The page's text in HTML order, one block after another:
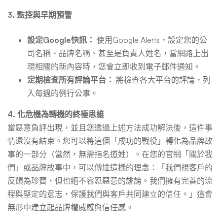
3. 監控與早期預警
設定Google快訊： 使用Google Alerts，設定您的公
司名稱、品牌名稱、甚至是負責人姓名，當網路上出
現相關的新內容時，您會立即收到電子郵件通知。
定期檢查所有評論平台： 將檢查各大平台的評論，列
入每週的例行公事。
4. 化危機為轉機的終極思維
當惡意負評出現，並且您透過上述方法成功解決後，這件事
情還沒有結束。您可以將這個「成功的戰役」轉化為品牌故
事的一部分（當然，無需指名道姓）。在您的官網「關於我
們」或品牌故事中，可以傳達這樣的理念：「我們視客戶的
反饋為珍寶，但也絕不容忍惡意的誹謗。我們擁有完善的流
程與堅定的意志，保護我們與客戶共同建立的信任。」這會
無形中建立起品牌權威感與信任感。